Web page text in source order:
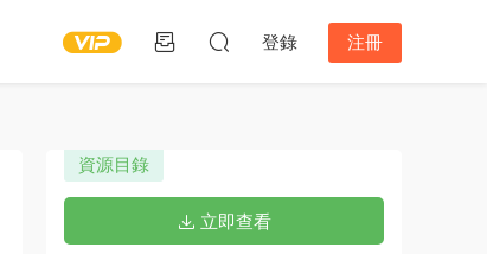
登錄 注冊
資源目錄
立即查看